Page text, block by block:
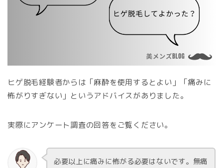
ヒゲ脱毛経験者からは「麻酔を使用するとよい」「痛みに
怖がりすぎない」というアドバイスがありました。
実際にアンケート調査の回答をご覧ください。
必要以上に痛みに怖がる必要はないです。無痛